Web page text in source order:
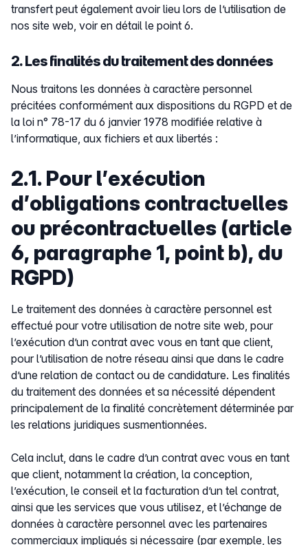
transfert peut également avoir lieu lors de l’utilisation de
nos site web, voir en détail le point 6.
2. Les finalités du traitement des données
Nous traitons les données à caractère personnel
précitées conformément aux dispositions du RGPD et de
la loi n° 78-17 du 6 janvier 1978 modifiée relative à
l’informatique, aux fichiers et aux libertés :
2.1. Pour l’exécution
d’obligations contractuelles
ou précontractuelles (article
6, paragraphe 1, point b), du
RGPD)
Le traitement des données à caractère personnel est
effectué pour votre utilisation de notre site web, pour
l’exécution d’un contrat avec vous en tant que client,
pour l’utilisation de notre réseau ainsi que dans le cadre
d’une relation de contact ou de candidature. Les finalités
du traitement des données et sa nécessité dépendent
principalement de la finalité concrètement déterminée par
les relations juridiques susmentionnées.
Cela inclut, dans le cadre d’un contrat avec vous en tant
que client, notamment la création, la conception,
l’exécution, le conseil et la facturation d’un tel contrat,
ainsi que les services que vous utilisez, et l’échange de
données à caractère personnel avec les partenaires
commerciaux impliqués si nécessaire (par exemple, les